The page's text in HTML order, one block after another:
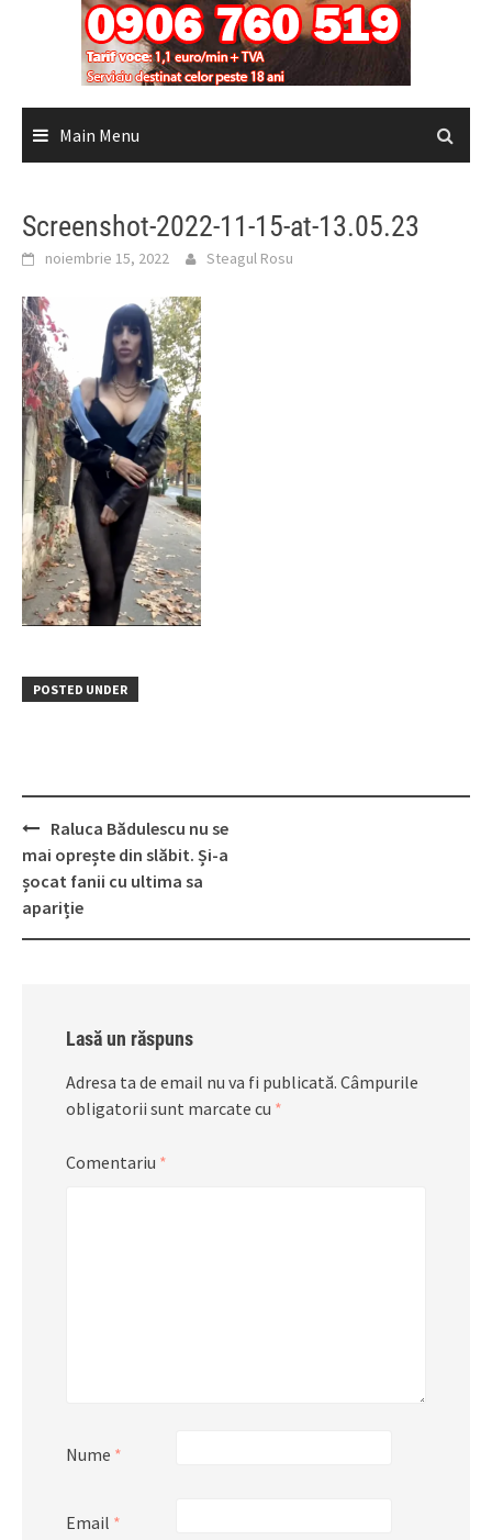
Main Menu
Screenshot-2022-11-15-at-13.05.23
noiembrie 15, 2022 Steagul Rosu
POSTED UNDER
Post
navigation
Raluca Bădulescu nu se
mai oprește din slăbit. Și-a
șocat fanii cu ultima sa
apariție
Lasă un răspuns
Adresa ta de email nu va fi publicată. Câmpurile
obligatorii sunt marcate cu *
Comentariu *
Nume *
Email *